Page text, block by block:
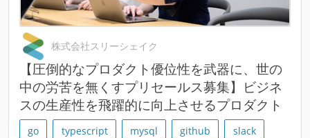
株式会社スリーシェイク
【圧倒的なプロダクト優位性を武器に、世の
中の労苦を無くすプリセールス募集】ビジネ
スの生産性を飛躍的に向上させるプロダクト
go typescript mysql github
slack